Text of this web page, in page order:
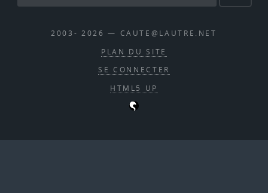
2003- 2026 — CAUTE@LAUTRE.NET
PLAN DU SITE
SE CONNECTER
HTML5 UP